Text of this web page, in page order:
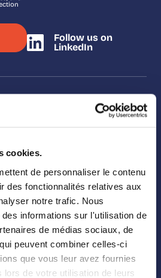
cookies.
de personnaliser le contenu
des fonctionnalités relatives aux
notre trafic. Nous
informations sur l'utilisation de
de médias sociaux, de
peuvent combiner celles-ci
que vous leur avez fournies
lors de votre utilisation de leurs
Follow us on
LinkedIn